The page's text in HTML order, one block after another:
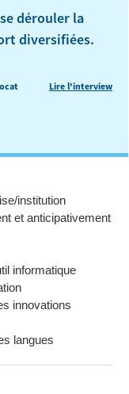
dérouler la
diversifiées.
Lire l'interview
institution
et anticipativement
informatique
innovations
langues